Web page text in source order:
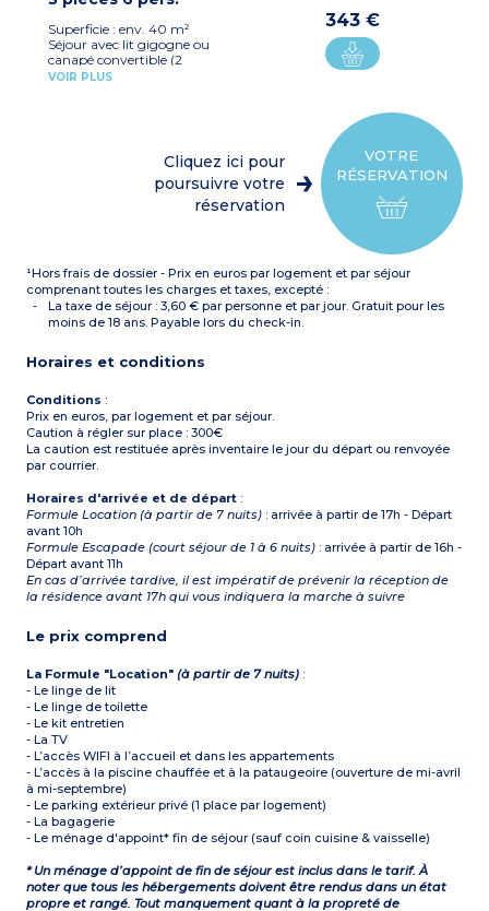
Chambre avec 1 grand lit
Salle de bains avec
baignoire et WC, sèche-
cheveux, miroir grossissant
Superficie : env. 40 m²
Séjour avec lit gigogne ou
canapé convertible (2
places)
ondes/gril, lave-vaisselle,
hotte, cafetière électrique,
Chambre avec 1 grand lit
dans les PMR*), sèche-
cheveux, miroir grossissant
* PMR : Personne à
mobilité réduite
VOIR PLUS
343 €
VOTRE
RÉSERVATION
Cliquez ici pour
poursuivre votre
réservation
¹Hors frais de dossier - Prix en euros par logement et par séjour
comprenant toutes les charges et taxes, excepté :
La taxe de séjour : 3,60 € par personne et par jour. Gratuit pour les
moins de 18 ans. Payable lors du check-in.
Horaires et conditions
Conditions :
Prix en euros, par logement et par séjour.
Caution à régler sur place : 300€
La caution est restituée après inventaire le jour du départ ou renvoyée
par courrier.
Horaires d'arrivée et de départ :
Formule Location (à partir de 7 nuits) : arrivée à partir de 17h - Départ
avant 10h
Formule Escapade (court séjour de 1 à 6 nuits) : arrivée à partir de 16h -
Départ avant 11h
En cas d’arrivée tardive, il est impératif de prévenir la réception de
la résidence avant 17h qui vous indiquera la marche à suivre
Le prix comprend
La Formule "Location"(à partir de 7 nuits) :
- Le linge de lit
- Le linge de toilette
- Le kit entretien
- La TV
- L’accès WIFI à l’accueil et dans les appartements
- L’accès à la piscine chauffée et à la pataugeoire (ouverture de mi-avril
à mi-septembre)
- Le parking extérieur privé (1 place par logement)
- La bagagerie
- Le ménage d'appoint* fin de séjour (sauf coin cuisine & vaisselle)
* Un ménage d’appoint de fin de séjour est inclus dans le tarif. À
noter que tous les hébergements doivent être rendus dans un état
propre et rangé. Tout manquement quant à la propreté de